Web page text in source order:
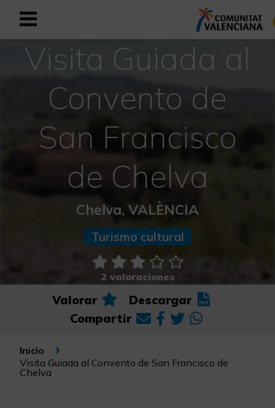
Registrarse como usuario
Registro empresarial
Español
Mediterráneo Activo-Deportivo
Mediterráneo Cultural
Mediterráneo Natural-Rural
Experiencias en otoño
Experiencias Semana Santa
Visita Guiada al
Convento de
San Francisco
de Chelva
Chelva, VALÈNCIA
Turismo cultural
2 valoraciones
Valorar
Descargar
Compartir
Inicio
Visita Guiada al Convento de San Francisco de
Chelva